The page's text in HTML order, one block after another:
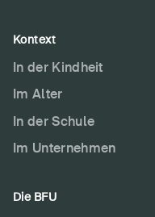
Kontext
In der Kindheit
Im Alter
In der Schule
Im Unternehmen
Die BFU